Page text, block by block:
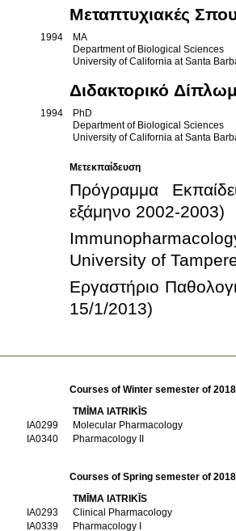
Μεταπτυχιακές
1994
MA
Department of Biological Sciences
University of California at Santa
Διδακτορικό
1994
PhD
Department of Biological Sciences
University of California at Santa
Μετεκπαίδευση
Πρόγραμμα
Εργαστήριο
15/1/2013)
Courses of Winter semester of
TMĪMA IATRIKĪS
ΙΑ0299
Molecular Pharmacology
ΙΑ0340
Pharmacology II
Courses of Spring semester of
TMĪMA IATRIKĪS
ΙΑ0293
Clinical Pharmacology
ΙΑ0339
Pharmacology I